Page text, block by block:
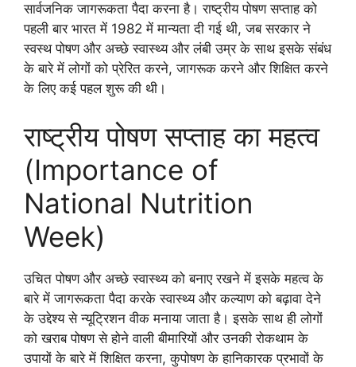
सार्वजनिक जागरूकता पैदा करना है। राष्ट्रीय पोषण सप्ताह को
पहली बार भारत में 1982 में मान्यता दी गई थी, जब सरकार ने
स्वस्थ पोषण और अच्छे स्वास्थ्य और लंबी उम्र के साथ इसके संबंध
के बारे में लोगों को प्रेरित करने, जागरूक करने और शिक्षित करने
के लिए कई पहल शुरू की थी।
राष्ट्रीय पोषण सप्ताह का महत्व
(Importance of
National Nutrition
Week)
उचित पोषण और अच्छे स्वास्थ्य को बनाए रखने में इसके महत्व के
बारे में जागरूकता पैदा करके स्वास्थ्य और कल्याण को बढ़ावा देने
के उद्देश्य से न्यूट्रिशन वीक मनाया जाता है। इसके साथ ही लोगों
को खराब पोषण से होने वाली बीमारियों और उनकी रोकथाम के
उपायों के बारे में शिक्षित करना, कुपोषण के हानिकारक प्रभावों के